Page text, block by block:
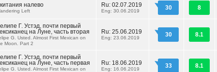
налево
Left
Ru: 02.07.2019
Eng: 30.06.2019 30 8
Г. Устэд, почти первый
на Луне, часть вторая
G. Usted. Almost First Mexican on
Moon. Part 2
Ru: 25.06.2019
Eng: 23.06.2019 30 8.1
Г. Устэд, почти первый
на Луне, часть первая
G. Usted. Almost First Mexican on
Ru: 18.06.2019
Eng: 16.06.2019 33 8.1